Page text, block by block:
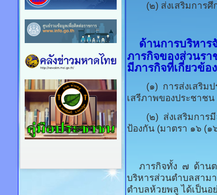
(๒) ส่งเสริมการศึก
ด้านการบริหา
ภารกิจของส่วนรา
มีภารกิจที่เกี่ยวข้อ
(๑) การส่งเสริมปร
เสรีภาพของประชาช
(๒) ส่งเสริมการมีส่
ป้องกัน (มาตรา ๑๖ (๑
ภารกิจทั้ง ๗ ด้านต
บริหารส่วนตำบลสาม
ตำบลห้วยพลู ได้เป็นอ